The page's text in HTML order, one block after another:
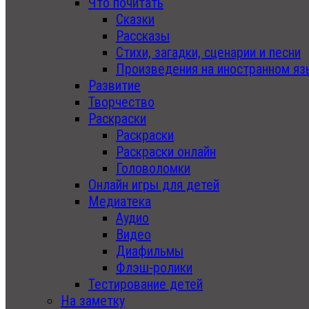
Сказки
Рассказы
Стихи, загадки, сценарии и песни
Произведения на иностранном
Развитие
Творчество
Раскраски
Раскраски
Раскраски онлайн
Головоломки
Онлайн игры для детей
Медиатека
Аудио
Видео
Диафильмы
Флэш-ролики
Тестирование детей
На заметку